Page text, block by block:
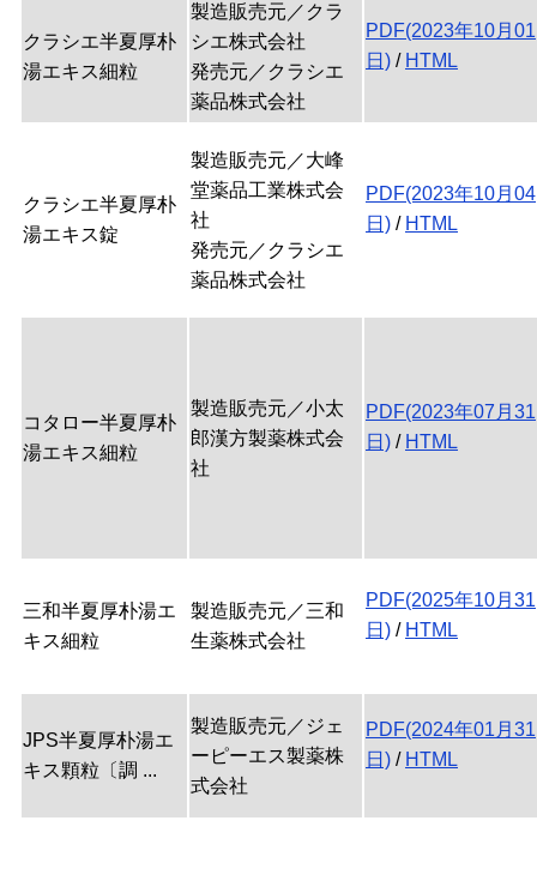
クラシエ半夏厚朴
湯エキス細粒
製造販売元／クラ
シエ株式会社
発売元／クラシエ
薬品株式会社
PDF(2023年10月01
日) / HTML
クラシエ半夏厚朴
湯エキス錠
製造販売元／大峰
堂薬品工業株式会
社
発売元／クラシエ
薬品株式会社
PDF(2023年10月04
日) / HTML
コタロー半夏厚朴
湯エキス細粒
製造販売元／小太
郎漢方製薬株式会
社
PDF(2023年07月31
日) / HTML
三和半夏厚朴湯エ
キス細粒
製造販売元／三和
生薬株式会社
PDF(2025年10月31
日) / HTML
JPS半夏厚朴湯エ
キス顆粒〔調 ...
製造販売元／ジェ
ーピーエス製薬株
式会社
PDF(2024年01月31
日) / HTML